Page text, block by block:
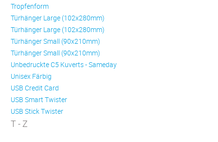
Trop­fen­form
Türhänger Large (102x280mm)
Türhänger Large (102x280mm)
Türhänger Small (90x210mm)
Türhänger Small (90x210mm)
Unbedruckte C5 Kuverts - Sameday
Unisex Färbig
USB Credit Card
USB Smart Twister
USB Stick Twister
T - Z